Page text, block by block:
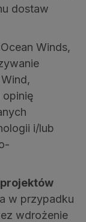
dostaw
Winds,
opinię
i/lub
w przypadku
wdrożenie